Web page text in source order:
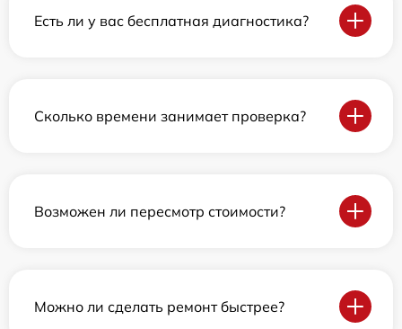
Есть ли у вас бесплатная диагностика?
Сколько времени занимает проверка?
Возможен ли пересмотр стоимости?
Можно ли сделать ремонт быстрее?